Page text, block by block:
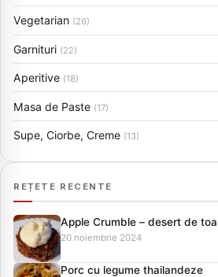
Vegetarian (26)
Garnituri (22)
Aperitive (18)
Masa de Paste (17)
Supe, Ciorbe, Creme (13)
REȚETE RECENTE
Apple Crumble – desert de
20 noiembrie 2024
Porc cu legume thailandeze